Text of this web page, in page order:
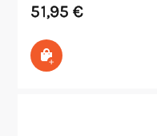
51,95€
In den Warenkorb